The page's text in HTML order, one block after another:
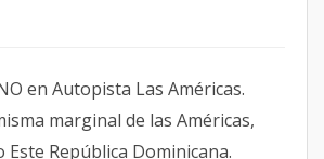
en Autopista Las Américas.
marginal de las Américas,
República Dominicana.